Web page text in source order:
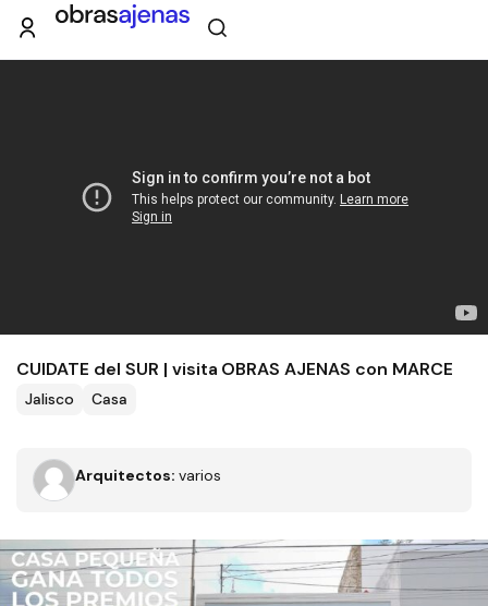
CUIDATE del SUR | visita OBRAS AJENAS con MARCE
Jalisco Casa
Arquitectos: varios